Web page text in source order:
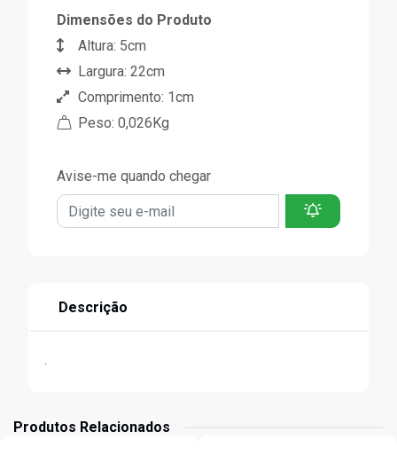
Dimensões do Produto
Altura: 5cm
Largura: 22cm
Comprimento: 1cm
Peso: 0,026Kg
Avise-me quando chegar
Descrição
.
Produtos Relacionados